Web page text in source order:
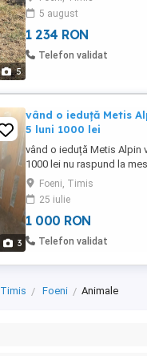
5
5 august
1 234 RON
Telefon validat
3
vând o ieduță Metis
5 luni 1000 lei
vând o ieduță Metis Alpin
1000 lei nu raspund la
Foeni.Foeni, Timis
25 iulie
1 000 RON
Telefon validat
Timis Foeni Animale